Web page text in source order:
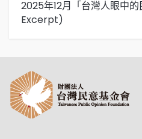
2025年12月「台灣人眼中
Excerpt)